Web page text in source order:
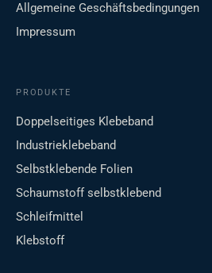
Allgemeine Geschäftsbedingungen
Impressum
PRODUKTE
Doppelseitiges Klebeband
Industrieklebeband
Selbstklebende Folien
Schaumstoff selbstklebend
Schleifmittel
Klebstoff